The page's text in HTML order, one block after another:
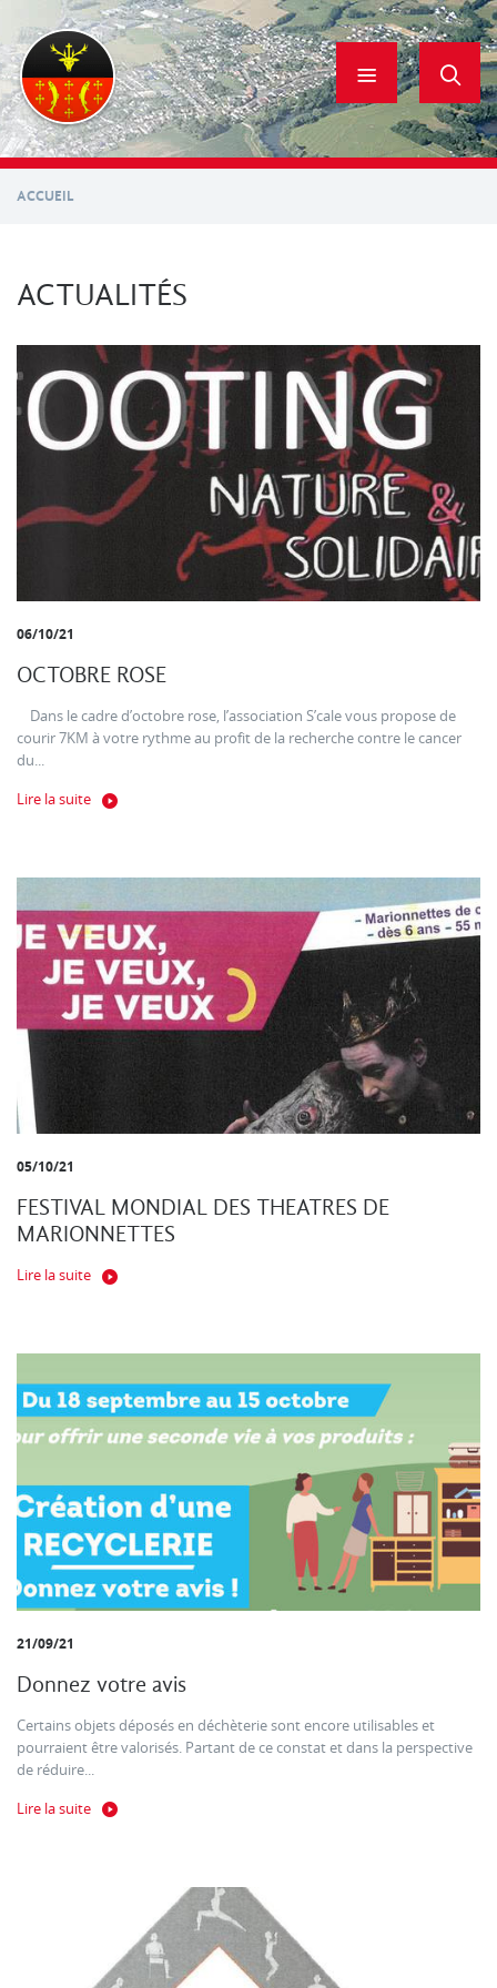
contenu
principal
ACCUEIL
ACTUALITÉS
06/10/21
OCTOBRE ROSE
Dans le cadre d’octobre rose, l’association S’cale vous propose de
courir 7KM à votre rythme au profit de la recherche contre le cancer
du...
Lire la suite
05/10/21
FESTIVAL MONDIAL DES THEATRES DE
MARIONNETTES
Lire la suite
21/09/21
Donnez votre avis
Certains objets déposés en déchèterie sont encore utilisables et
pourraient être valorisés. Partant de ce constat et dans la perspective
de réduire...
Lire la suite